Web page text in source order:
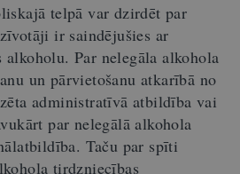
telpā var dzirdēt par
ir saindējušies ar
alkoholu. Par nelegāla alkohola
un pārvietošanu atkarībā no
administratīvā atbildība vai
par nelegālā alkohola
Taču par spīti
tirdzniecības